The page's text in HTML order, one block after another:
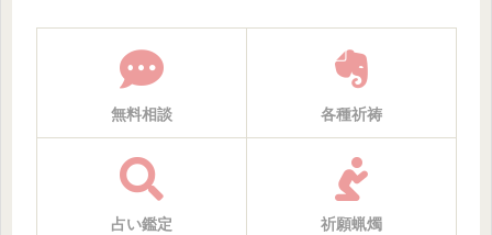
無料相談 各種祈祷
占い鑑定 祈願蝋燭